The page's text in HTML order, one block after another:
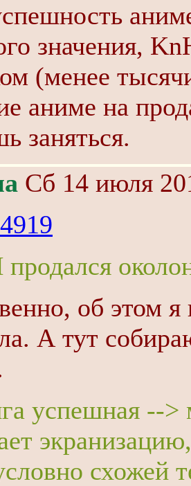
значения,
(менее
аниме на
заняться.
Сб 14 июля
продался
об этом я
А тут
успешная -->
схожей